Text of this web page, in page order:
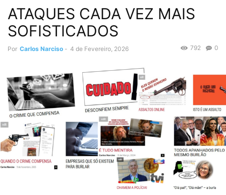
ATAQUES CADA VEZ MAIS
SOFISTICADOS
Por Carlos Narciso - 4 de Fevereiro, 2026 0
792